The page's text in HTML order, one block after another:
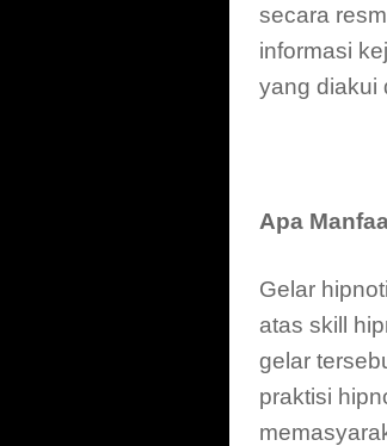
secara
informasi
yang diakui
Apa
Gelar
atas skill
gelar
praktisi